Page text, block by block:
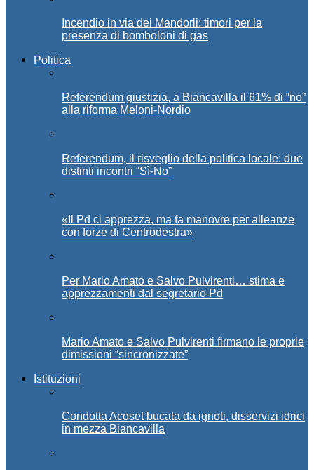
Incendio in via dei Mandorli: timori per la
presenza di bomboloni di gas
Politica
Referendum giustizia, a Biancavilla il 61% di “no”
alla riforma Meloni-Nordio
Referendum, il risveglio della politica locale: due
distinti incontri “Sì-No”
«Il Pd ci apprezza, ma fa manovre per alleanze
con forze di Centrodestra»
Per Mario Amato e Salvo Pulvirenti… stima e
apprezzamenti dal segretario Pd
Mario Amato e Salvo Pulvirenti firmano le proprie
dimissioni “sincronizzate”
Istituzioni
Condotta Acoset bucata da ignoti, disservizi idrici
in mezza Biancavilla